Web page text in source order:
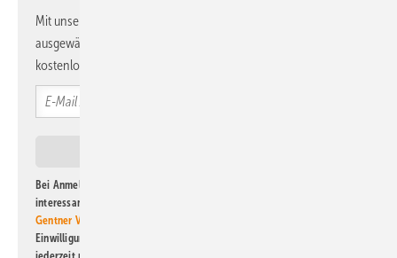
Mit unserem Newsletter erhalten Sie regelmäßig von uns
ausgewählte Informationen und Neuigkeiten, gebündelt und
kostenlos direkt ins Postfach.
Bei Anmeldung zu diesem Newsletter bin ich damit einverstanden, über
interessante Verlags- und Online-Angebote
Gentner Verlag GmbH & Co. KG
Einwilligung kann ich jederzeit widerrufen und eine Abmeldung ist